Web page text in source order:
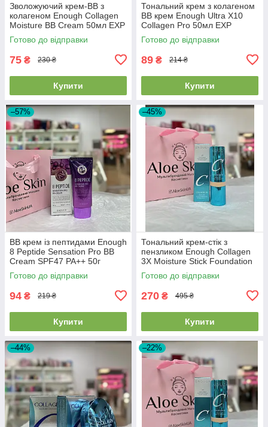
Зволожуючий крем-ВВ з
колагеном Enough Collagen
Moisture BB Cream 50мл EXP
2026.01.18
Готово до відправки
75 ₴ 230 ₴
Купити
Тональний крем з колагеном
BB крем Enough Ultra X10
Collagen Pro 50мл EXP
2026/07/24
Готово до відправки
89 ₴ 214 ₴
Купити
–57%
BB крем із пептидами Enough
8 Peptide Sensation Pro BB
Cream SPF47 PA++ 50г
EXP2026/07/24
Готово до відправки
94 ₴ 219 ₴
Купити
–45%
Тональний крем-стік з
пензликом Enough Collagen
3X Moisture Stick Foundation
SPF50 + PA++++ #13 Light
Beige 14г
Готово до відправки
270 ₴ 495 ₴
Купити
–44% –22%